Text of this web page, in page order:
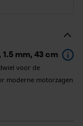
mm, 43 cm
voor de
moderne motorzagen